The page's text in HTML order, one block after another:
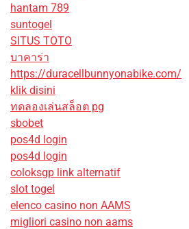
hantam 789
suntogel
SITUS TOTO
บาคาร่า
https://duracellbunnyonabike.com/
klik disini
ทดลองเล่นสล็อต pg
sbobet
pos4d login
pos4d login
coloksgp link alternatif
slot togel
elenco casino non AAMS
migliori casino non aams